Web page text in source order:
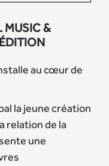
MUSIC &
au cœur de
la jeune création
relation de la
une